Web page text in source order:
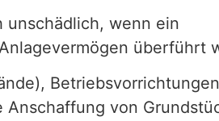
unschädlich, wenn ein
überführt
von